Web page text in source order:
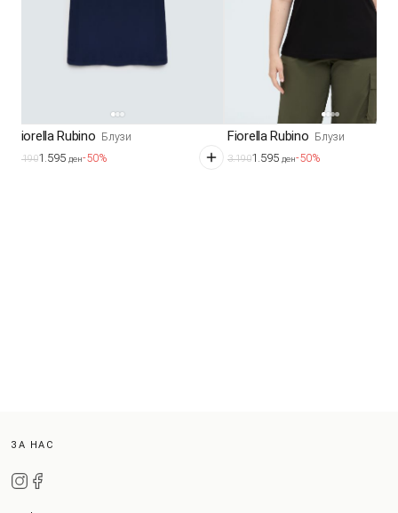
Fiorella Rubino Блузи
3.1901.595 ден-50%
Fiorella Rubino Блузи
3.1901.595 ден-50%
ЗА НАС